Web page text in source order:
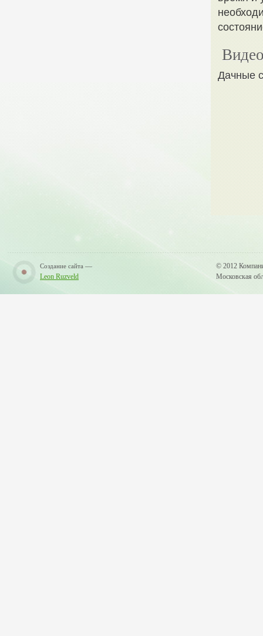
Дачные
Создание сайта —
Leon Ruzveld
© 2012
Московская